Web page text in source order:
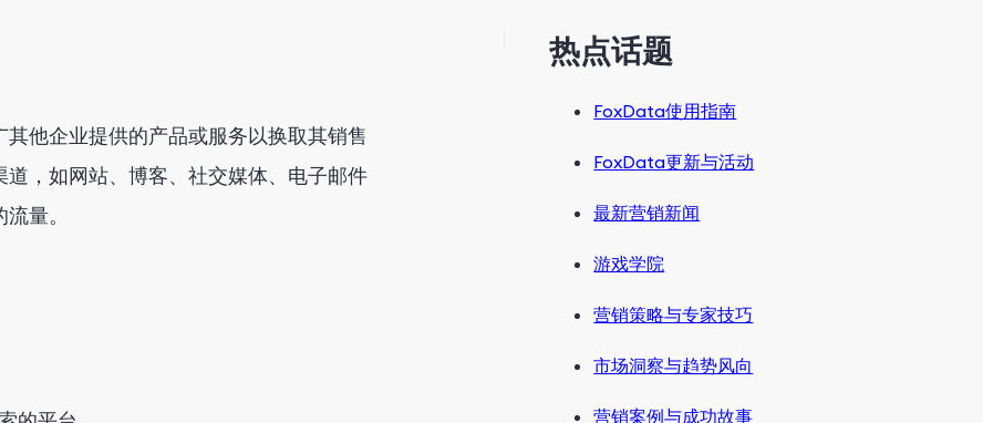
他企业提供的产品或服务以换取其销售
，如网站、博客、社交媒体、电子邮件
量。
热点话题
FoxData使用指南
FoxData更新与活动
最新营销新闻
游戏学院
营销策略与专家技巧
市场洞察与趋势风向
营销案例与成功故事